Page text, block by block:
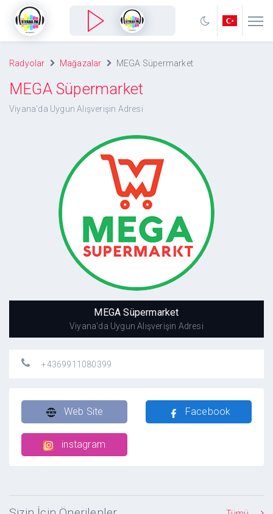
Radyolar Mağazalar MEGA Süpermarket
MEGA Süpermarket
Viyana'da Uygun Alışverişin Adresi
MEGA Süpermarket
Viyana'da Uygun Alışverişin Adresi
MEGA Süpermarket
Viyana'da Uygun Alışverişin Adresi
+4369911080399
Web Site Facebook
instagram